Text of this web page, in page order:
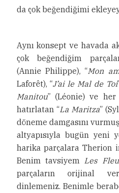
da çok beğendiğimi
Aynı konsept ve havada
çok beğendiğim
(Annie Philippe), “Mon
Laforêt), “J’ai le Mal de Toi
Manitou” (Léonie) ve her
hatırlatan “La Maritza”
döneme damgasını
altyapısıyla bugün yeni
harika parçalara Therion
Benim tavsiyem Les
parçaların orijinal
dinlemeniz. Benimle